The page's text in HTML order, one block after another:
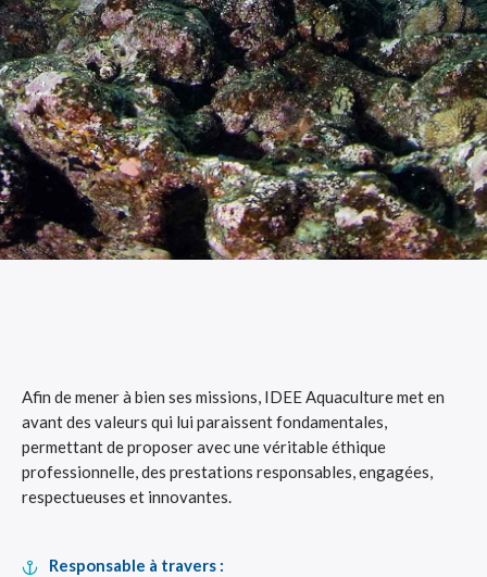
Afin de mener à bien ses missions, IDEE Aquaculture met en
avant des valeurs qui lui paraissent fondamentales,
permettant de proposer avec une véritable éthique
professionnelle, des prestations responsables, engagées,
respectueuses et innovantes.
Responsable à travers :